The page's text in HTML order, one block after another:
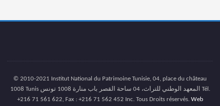
© 2010-2021 Institut National du Patrimoine Tunisie, 04, place du château
1008 Tunis المعهد الوطني للتراث، 04 ساحة القصر باب منارة 1008 تونس Tél.
+216 71 561 622, Fax : +216 71 562 452 Inc. Tous Droits réservés. Web